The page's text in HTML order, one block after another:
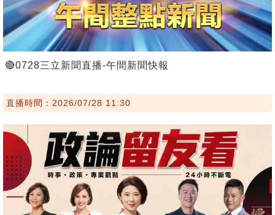
🔴0728三立新聞直播-午間新聞快報
直播時間：2026/07/28 11:30